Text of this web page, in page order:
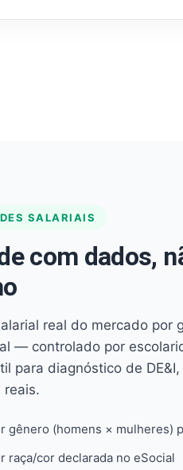
SALARIAIS
com dados,
real do mercado por
— controlado por
para diagnóstico de
reais.
gênero (homens × mulheres)
raça/cor declarada no eSocial